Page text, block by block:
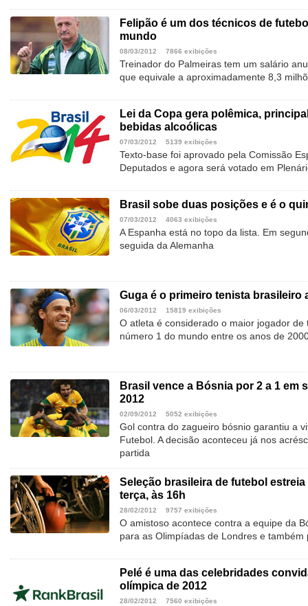
Felipão é um dos técnicos de
mundo
08/03/2012 7866 exibições
Treinador do Palmeiras tem um salário
que equivale a aproximadamente 8,3
Lei da Copa gera polêmica,
bebidas alcoólicas
07/03/2012 5139 exibições
Texto-base foi aprovado pela Comissão
Deputados e agora será votado em
Brasil sobe duas posições e é o
07/03/2012 4063 exibições
A Espanha está no topo da lista. Em
seguida da Alemanha
Guga é o primeiro tenista brasileiro
06/03/2012 15819 exibições
O atleta é considerado o maior jogador
número 1 do mundo entre os anos de
Brasil vence a Bósnia por 2 a 1 em
2012
02/09/2012 5052 exibições
Gol contra do zagueiro bósnio garantiu a
Futebol. A decisão aconteceu já nos
partida
Seleção brasileira de futebol
terça, às 16h
28/02/2012 9757 exibições
O amistoso acontece contra a equipe da
para as Olimpíadas de Londres e
Pelé é uma das celebridades
olímpica de 2012
28/02/2012 7560 exibições